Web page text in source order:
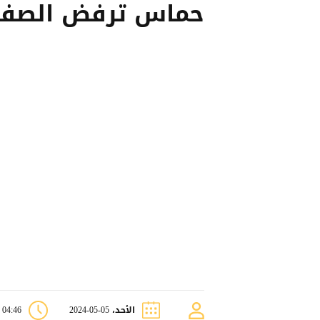
حماس ترفض
الأحد، 05-05-2024 04:46 م